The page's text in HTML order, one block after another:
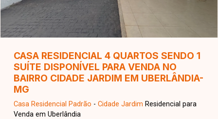
CASA RESIDENCIAL 4 QUARTOS SENDO 1
SUÍTE DISPONÍVEL PARA VENDA NO
BAIRRO CIDADE JARDIM EM UBERLÂNDIA-
MG
Casa Residencial Padrão - Cidade Jardim Residencial para
Venda em Uberlândia